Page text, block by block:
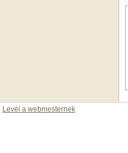
Levél a webmesternek